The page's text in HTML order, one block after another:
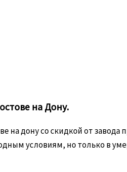
на Дону.
на дону со скидкой от
условиям, но только в